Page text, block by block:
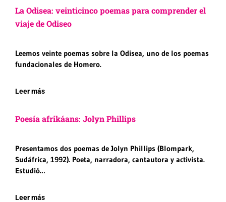
La Odisea: veinticinco poemas para comprender el
viaje de Odiseo
Leemos veinte poemas sobre la Odisea, uno de los poemas
fundacionales de Homero.
Leer más
Poesía afrikáans: Jolyn Phillips
Presentamos dos poemas de Jolyn Phillips (Blompark,
Sudáfrica, 1992). Poeta, narradora, cantautora y activista.
Estudió…
Leer más